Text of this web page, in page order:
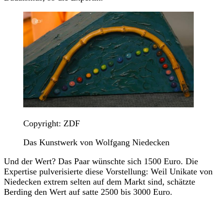
Copyright: ZDF
Das Kunstwerk von Wolfgang Niedecken
Und der Wert? Das Paar wünschte sich 1500 Euro. Die
Expertise pulverisierte diese Vorstellung: Weil Unikate von
Niedecken extrem selten auf dem Markt sind, schätzte
Berding den Wert auf satte 2500 bis 3000 Euro.